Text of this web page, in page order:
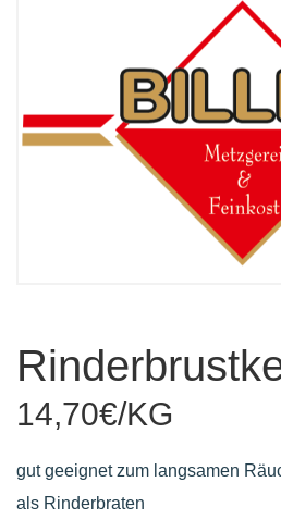
14,70€/KG
gut geeignet zum langsamen
als Rinderbraten